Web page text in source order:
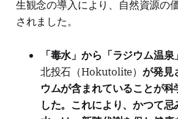
生観念の導入により、自然資源の
されました。
「毒水」から「ラジウム温泉
北投石（Hokutolite）が発見
ウムが含まれていることが科
した。これにより、かつて